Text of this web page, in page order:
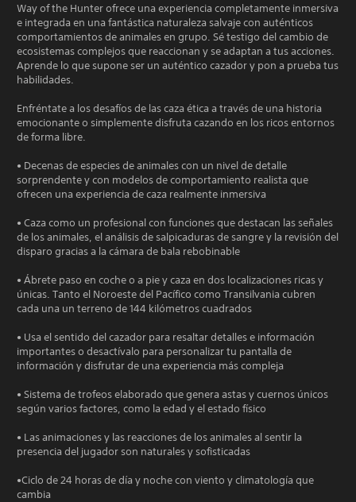
Way of the Hunter ofrece una experiencia completamente inmersiva
e integrada en una fantástica naturaleza salvaje con auténticos
comportamientos de animales en grupo. Sé testigo del cambio de
ecosistemas complejos que reaccionan y se adaptan a tus acciones.
Aprende lo que supone ser un auténtico cazador y pon a prueba tus
habilidades.
Enfréntate a los desafíos de las caza ética a través de una historia
emocionante o simplemente disfruta cazando en los ricos entornos
de forma libre.
• Decenas de especies de animales con un nivel de detalle
sorprendente y con modelos de comportamiento realista que
ofrecen una experiencia de caza realmente inmersiva
• Caza como un profesional con funciones que destacan las señales
de los animales, el análisis de salpicaduras de sangre y la revisión del
disparo gracias a la cámara de bala rebobinable
• Ábrete paso en coche o a pie y caza en dos localizaciones ricas y
únicas. Tanto el Noroeste del Pacífico como Transilvania cubren
cada una un terreno de 144 kilómetros cuadrados
• Usa el sentido del cazador para resaltar detalles e información
importantes o desactívalo para personalizar tu pantalla de
información y disfrutar de una experiencia más compleja
• Sistema de trofeos elaborado que genera astas y cuernos únicos
según varios factores, como la edad y el estado físico
• Las animaciones y las reacciones de los animales al sentir la
presencia del jugador son naturales y sofisticadas
•Ciclo de 24 horas de día y noche con viento y climatología que
cambia